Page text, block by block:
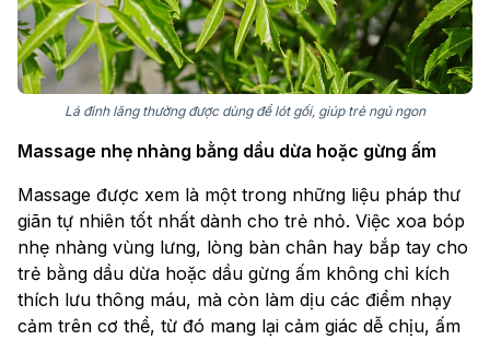
Lá đinh lăng thường được dùng để lót gối, giúp trẻ ngủ ngon
Massage nhẹ nhàng bằng dầu dừa hoặc gừng ấm
Massage được xem là một trong những liệu pháp thư
giãn tự nhiên tốt nhất dành cho trẻ nhỏ. Việc xoa bóp
nhẹ nhàng vùng lưng, lòng bàn chân hay bắp tay cho
trẻ bằng dầu dừa hoặc dầu gừng ấm không chỉ kích
thích lưu thông máu, mà còn làm dịu các điểm nhạy
cảm trên cơ thể, từ đó mang lại cảm giác dễ chịu, ấm